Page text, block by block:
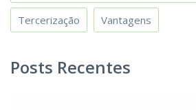
Tercerização Vantagens
Posts Recentes